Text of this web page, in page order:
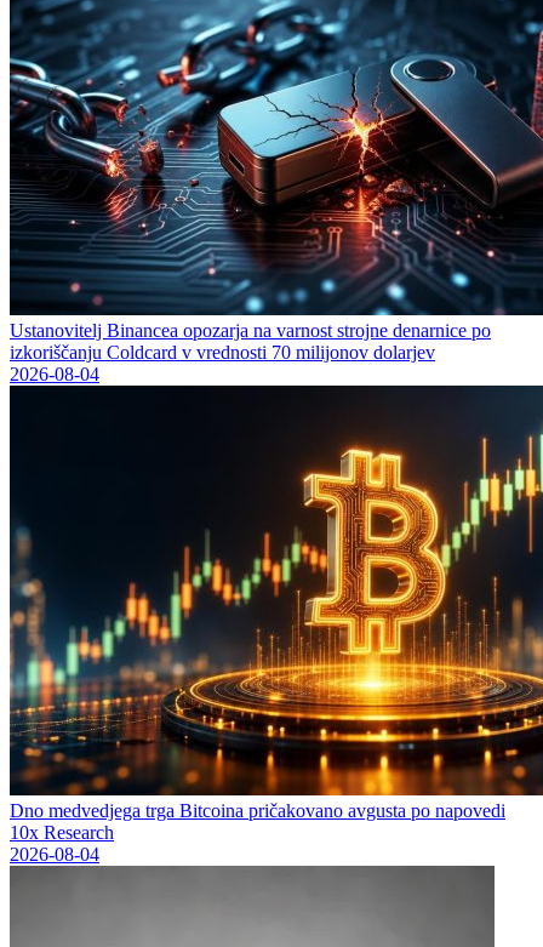
Ustanovitelj Binancea opozarja na varnost strojne denarnice po
izkoriščanju Coldcard v vrednosti 70 milijonov dolarjev
2026-08-04
Dno medvedjega trga Bitcoina pričakovano avgusta po napovedi
10x Research
2026-08-04